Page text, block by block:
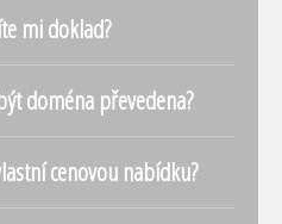
mi doklad?
doména převedena?
cenovou nabídku?